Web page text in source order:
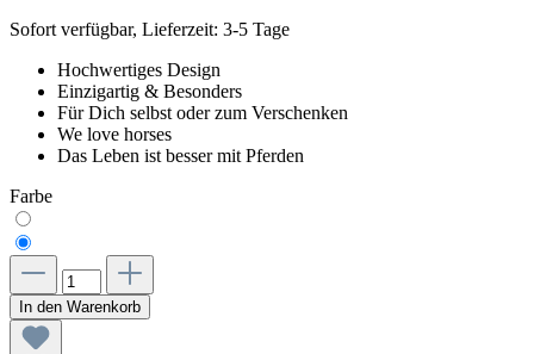
Sofort verfügbar, Lieferzeit: 3-5 Tage
Hochwertiges Design
Einzigartig & Besonders
Für Dich selbst oder zum Verschenken
We love horses
Das Leben ist besser mit Pferden
Farbe
In den Warenkorb